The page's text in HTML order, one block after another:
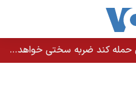
نخست وزیر اسرائيل: اگر رژیم ایران حمله کند ضربه سختی خواهد خورد